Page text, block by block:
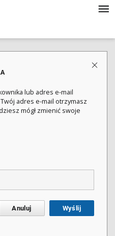
lub adres e-mail
adres e-mail otrzymasz
mógł zmienić swoje
Anuluj Wyślij